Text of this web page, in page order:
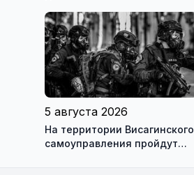
5 августа 2026
На территории Висагинского
самоуправления пройдут